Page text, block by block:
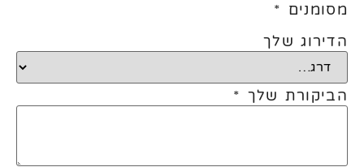
מסומנים *
הדירוג שלך
הביקורת שלך *